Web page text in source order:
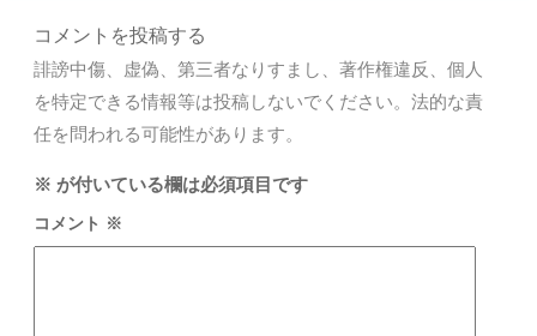
コメントを投稿する
誹謗中傷、虚偽、第三者なりすまし、著作権違反、個人
を特定できる情報等は投稿しないでください。法的な責
任を問われる可能性があります。
※ が付いている欄は必須項目です
コメント ※